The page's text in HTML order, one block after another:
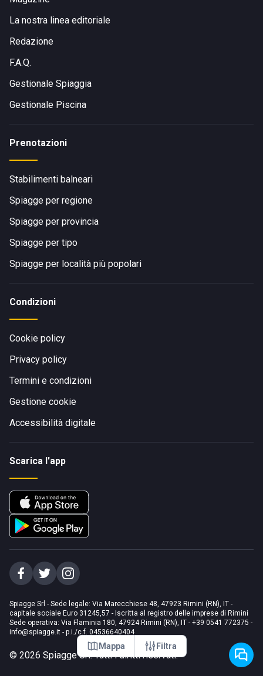
Mappa Filtra
La nostra linea editoriale
Redazione
F.A.Q.
Gestionale Spiaggia
Gestionale Piscina
Prenotazioni
Stabilimenti balneari
Spiagge per regione
Spiagge per provincia
Spiagge per tipo
Spiagge per località più popolari
Condizioni
Cookie policy
Privacy policy
Termini e condizioni
Gestione cookie
Accessibilità digitale
Scarica l'app
Spiagge Srl - Sede legale: Via Marecchiese 48, 47923 Rimini (RN), IT -
capitale sociale Euro 31245,57 - Iscritta al registro delle imprese di Rimini
Sede operativa: Via Flaminia 180, 47924 Rimini (RN), IT - +39 0541 772375 -
info@spiagge.it - p.i./c.f. 04536640404
© 2026 Spiagge Srl. Tutti i diritti riservati.